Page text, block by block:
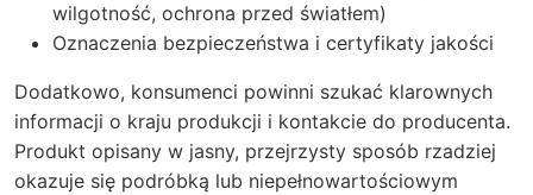
wilgotność, ochrona przed światłem)
Oznaczenia bezpieczeństwa i certyfikaty jakości
Dodatkowo, konsumenci powinni szukać klarownych
informacji o kraju produkcji i kontakcie do producenta.
Produkt opisany w jasny, przejrzysty sposób rzadziej
okazuje się podróbką lub niepełnowartościowym